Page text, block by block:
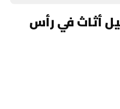
أثاث في رأس